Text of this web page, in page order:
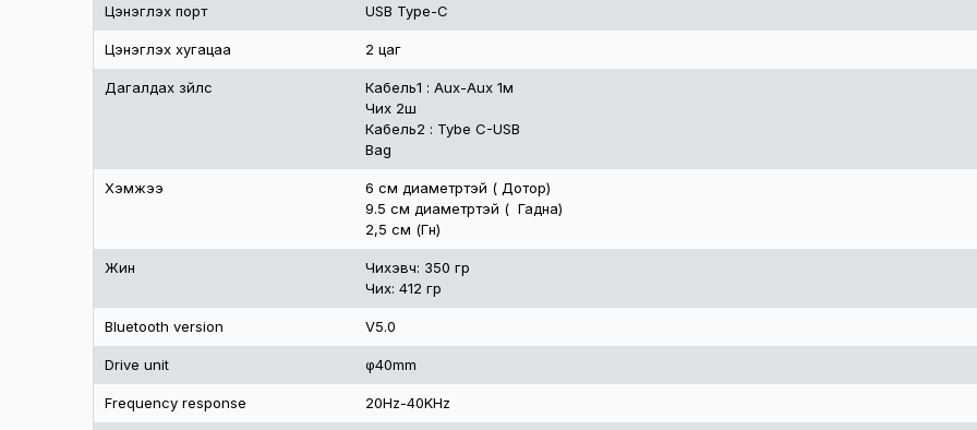
Цэнэглэх порт USB Type-C
Цэнэглэх хугацаа 2 цаг
Дагалдах зүйлс
Кабель1 : Aux-Aux 1м
Чих 2ш
Кабель2 : Tybe C-USB
Bag
Хэмжээ
6 см диаметртэй ( Дотор)
9.5 см диаметртэй ( Гадна)
2,5 см (Гүн)
Жин
Чихэвч: 350 гр
Чих: 412 гр
Bluetooth version V5.0
Drive unit φ40mm
Frequency response 20Hz-40KHz